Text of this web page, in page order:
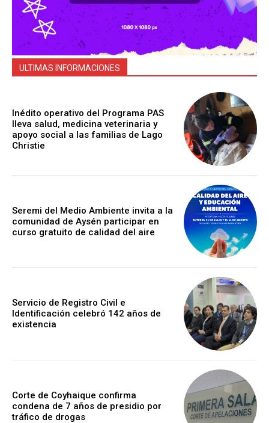
ULTIMAS INFORMACIONES
Inédito operativo del Programa PAS
lleva salud, medicina veterinaria y
apoyo social a las familias de Lago
Christie
Seremi del Medio Ambiente invita a la
comunidad de Aysén participar en
curso gratuito de calidad del aire
Servicio de Registro Civil e
Identificación celebró 142 años de
existencia
Corte de Coyhaique confirma
condena de 7 años de presidio por
tráfico de drogas